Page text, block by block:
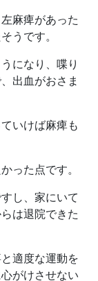
麻痺があった
うです。
になり、喋り
出血がおさま
いけば麻痺も
った点です。
し、家にいて
は退院できた
適度な運動を
がけさせない